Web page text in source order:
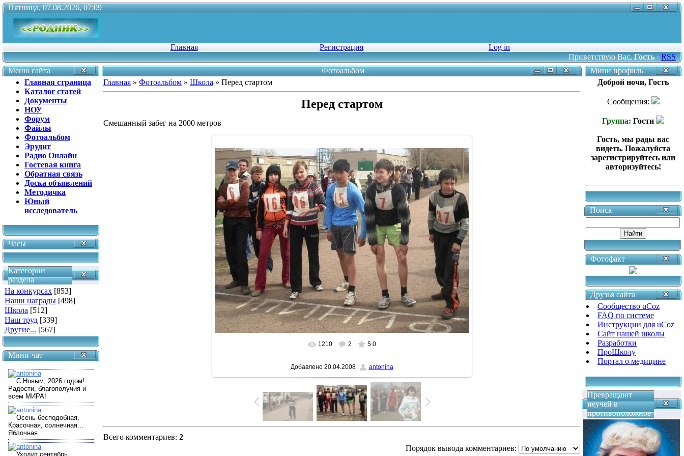
Пятница, 07.08.2026, 07:09
Главная Регистрация
Log in
Приветствую Вас,Гость·RSS
Меню сайта
Главная страница
Каталог статей
Документы
НОУ
Форум
Файлы
Фотоальбом
Эрудит
Радио Онлайн
Гостевая книга
Обратная связь
Доска объявлений
Методичка
Юный
исследователь
Часы
Категории
раздела
На конкурсах [853]
Наши награды [498]
Школа [512]
Наш труд [339]
Другие... [567]
Мини-чат
Фотоальбом
Главная » Фотоальбом » Школа » Перед стартом
Перед стартом
Смешанный забег на 2000 метров
В реальном размере 1024x745
1210 2 5.0
Добавлено20.04.2008 antonina
Всего комментариев: 2
Порядок вывода комментариев:
Мини профиль
Доброй ночи, Гость
Сообщения:
Группа: Гости
Гость, мы рады вас
видеть. Пожалуйста
зарегистрируйтесь или
авторизуйтесь!
Поиск
Фотофакт
Друзья сайта
Сообщество uCoz
FAQ по системе
Инструкции для uCoz
Сайт нашей школы
Разработки
ПроШколу
Портал о медицине
Превращают
неучей в
противоположное